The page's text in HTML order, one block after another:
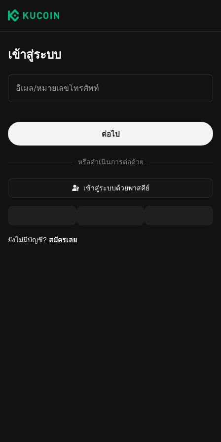
เข้าสู่ระบบ
อีเมล/หมายเลขโทรศัพท์
ต่อไป
หรือดำเนินการต่อด้วย
เข้าสู่ระบบด้วยพาสคีย์
ยังไม่มีบัญชี? สมัครเลย